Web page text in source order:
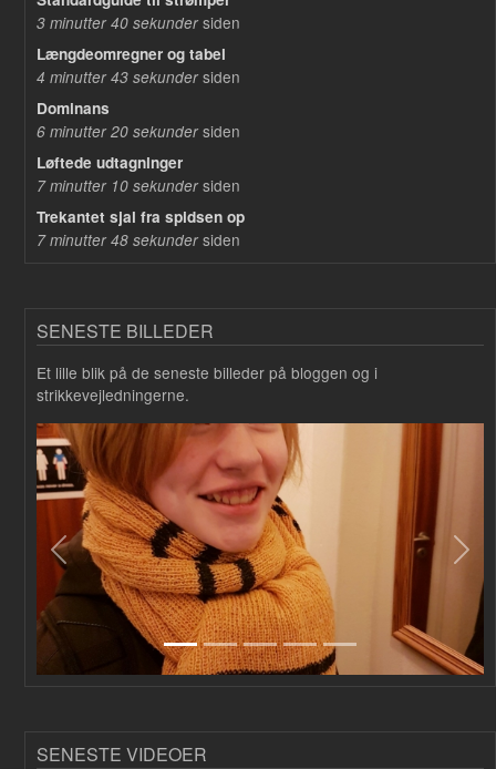
3 minutter 40 sekundersiden
Længdeomregner og tabel
4 minutter 43 sekundersiden
Dominans
6 minutter 20 sekundersiden
Løftede udtagninger
7 minutter 10 sekundersiden
Trekantet sjal fra spidsen op
7 minutter 48 sekundersiden
SENESTE BILLEDER
Et lille blik på de seneste billeder på bloggen og i
strikkevejledningerne.
Forrige
SENESTE VIDEOER